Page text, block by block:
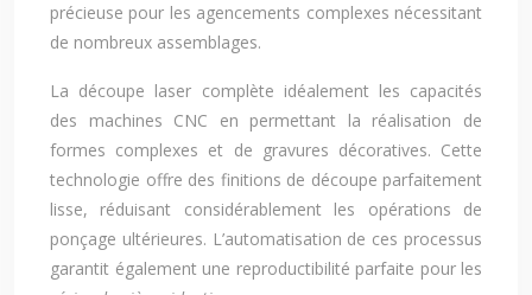
précieuse pour les agencements complexes nécessitant
de nombreux assemblages.
La découpe laser complète idéalement les capacités
des machines CNC en permettant la réalisation de
formes complexes et de gravures décoratives. Cette
technologie offre des finitions de découpe parfaitement
lisse, réduisant considérablement les opérations de
ponçage ultérieures. L’automatisation de ces processus
garantit également une reproductibilité parfaite pour les